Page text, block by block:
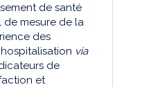
de santé
mesure de la
des
via
de
et